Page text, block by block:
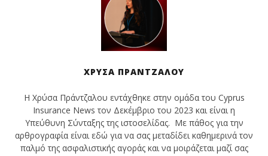
ΧΡΎΣΑ ΠΡΆΝΤΖΑΛΟΥ
Η Χρύσα Πράντζαλου εντάχθηκε στην ομάδα του Cyprus
Insurance News τον Δεκέμβριο του 2023 και είναι η
Υπεύθυνη Σύνταξης της ιστοσελίδας. Με πάθος για την
αρθρογραφία είναι εδώ για να σας μεταδίδει καθημερινά τον
παλμό της ασφαλιστικής αγοράς και να μοιράζεται μαζί σας